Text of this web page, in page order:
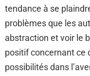
tendance à se
problèmes que les
abstraction et voir le
positif concernant ce
possibilités dans